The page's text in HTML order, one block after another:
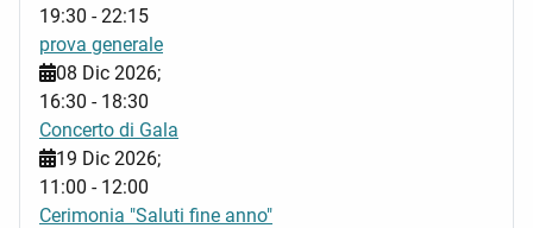
19:30 -22:15
prova generale
08 Dic 2026;
16:30 - 18:30
Concerto di Gala
19 Dic 2026;
11:00 - 12:00
Cerimonia "Saluti fine anno"